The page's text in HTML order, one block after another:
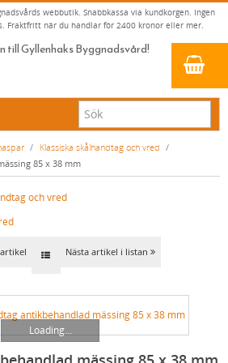
webbutik. Snabbkassa via kundkorgen. Ingen
Fraktfritt när du handlar för 2400 kronor eller mer.
till Gyllenhaks Byggnadsvård!
MED MERA
& OLJOR
OCH BUSSARONGER
& PORSLIN)
(INNERDÖRR)
(INNERDÖRR)
MÄSSING
OVAL CYLINDER
(ASSA 2000)
/ Klassiska skålhandtag och vred /
85 x 38 mm
Nästa artikel i listan
Loading...